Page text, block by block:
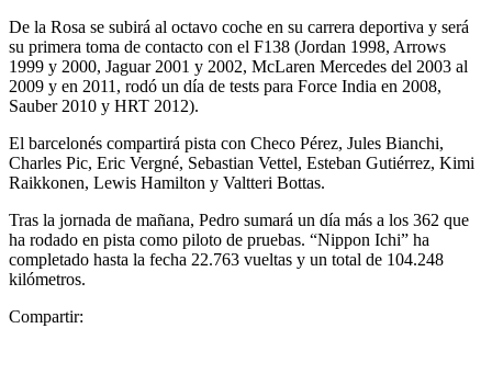
De la Rosa se subirá al octavo coche en su carrera deportiva y será
su primera toma de contacto con el F138 (Jordan 1998, Arrows
1999 y 2000, Jaguar 2001 y 2002, McLaren Mercedes del 2003 al
2009 y en 2011, rodó un día de tests para Force India en 2008,
Sauber 2010 y HRT 2012).
El barcelonés compartirá pista con Checo Pérez, Jules Bianchi,
Charles Pic, Eric Vergné, Sebastian Vettel, Esteban Gutiérrez, Kimi
Raikkonen, Lewis Hamilton y Valtteri Bottas.
Tras la jornada de mañana, Pedro sumará un día más a los 362 que
ha rodado en pista como piloto de pruebas. “Nippon Ichi” ha
completado hasta la fecha 22.763 vueltas y un total de 104.248
kilómetros.
Compartir: